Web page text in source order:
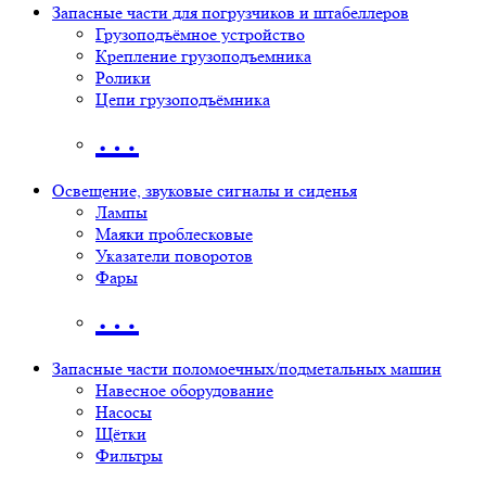
Запасные части для погрузчиков и штабеллеров
Грузоподъёмное устройство
Крепление грузоподъемника
Ролики
Цепи грузоподъёмника
…
Освещение, звуковые сигналы и сиденья
Лампы
Маяки проблесковые
Указатели поворотов
Фары
…
Запасные части поломоечных/подметальных машин
Навесное оборудование
Насосы
Щётки
Фильтры